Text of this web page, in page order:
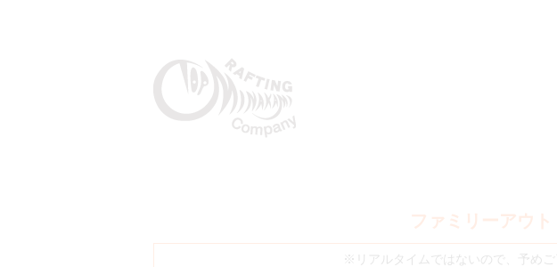
ファミリーアウ
※リアルタイムではないので、予め